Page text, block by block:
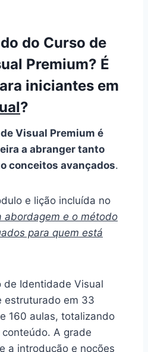
do Curso de
Premium? É
iniciantes em
?
Visual Premium é
a abranger tanto
conceitos avançados.
e lição incluída no
abordagem e o método
para quem está
de Identidade Visual
estruturado em 33
160 aulas, totalizando
A grade
a introdução e noções